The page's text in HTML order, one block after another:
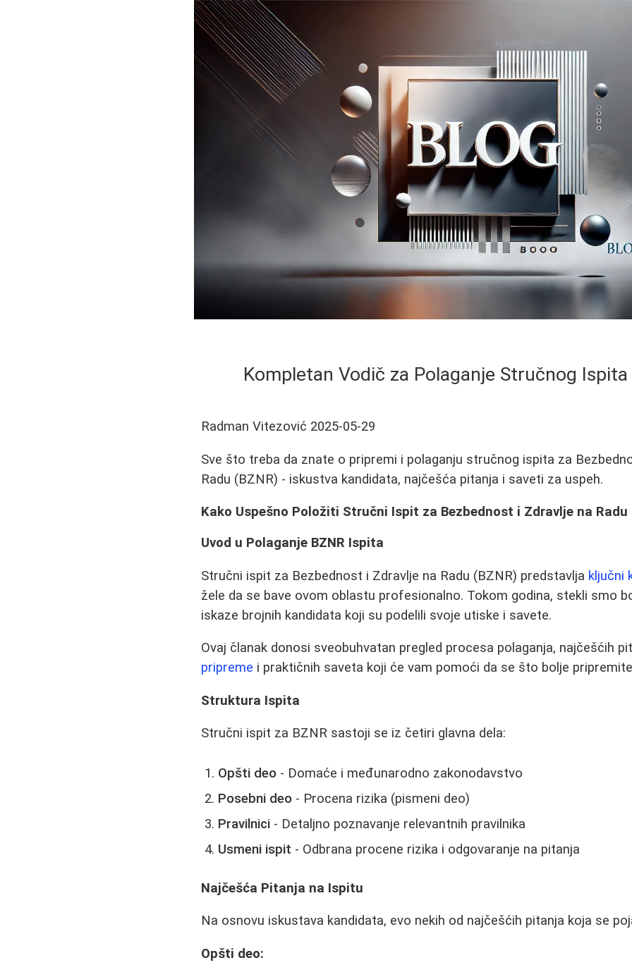
Kompletan Vodič za Polaganje Stručnog Ispita
Radman Vitezović 2025-05-29
Sve što treba da znate o pripremi i polaganju stručnog ispita za
Radu (BZNR) - iskustva kandidata, najčešća pitanja i saveti za uspeh.
Kako Uspešno Položiti Stručni Ispit za Bezbednost i Zdravlje na Radu
Uvod u Polaganje BZNR Ispita
Stručni ispit za Bezbednost i Zdravlje na Radu (BZNR) predstavlja ključni
žele da se bave ovom oblastu profesionalno. Tokom godina, stekli smo
iskaze brojnih kandidata koji su podelili svoje utiske i savete.
Ovaj članak donosi sveobuhvatan pregled procesa polaganja, najčešćih
pripreme i praktičnih saveta koji će vam pomoći da se što bolje
Struktura Ispita
Stručni ispit za BZNR sastoji se iz četiri glavna dela:
Opšti deo - Domaće i međunarodno zakonodavstvo
Posebni deo - Procena rizika (pismeni deo)
Pravilnici - Detaljno poznavanje relevantnih pravilnika
Usmeni ispit - Odbrana procene rizika i odgovaranje na pitanja
Najčešća Pitanja na Ispitu
Na osnovu iskustava kandidata, evo nekih od najčešćih pitanja koja se
Opšti deo: